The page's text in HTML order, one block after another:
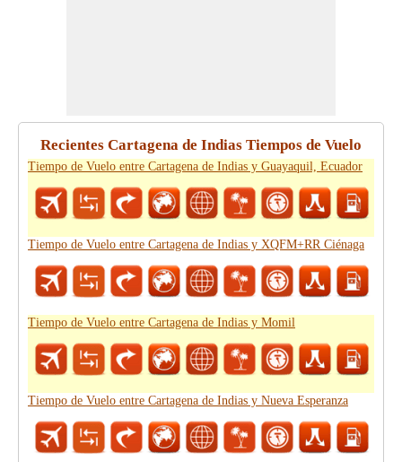
Recientes Cartagena de Indias Tiempos de Vuelo
Tiempo de Vuelo entre Cartagena de Indias y Guayaquil, Ecuador
Tiempo de Vuelo entre Cartagena de Indias y XQFM+RR Ciénaga
Tiempo de Vuelo entre Cartagena de Indias y Momil
Tiempo de Vuelo entre Cartagena de Indias y Nueva Esperanza